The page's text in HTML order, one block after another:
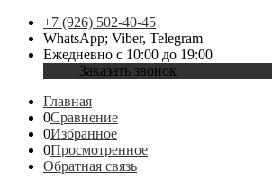
+7 (926) 502-40-45
WhatsApp; Viber, Telegram
Ежедневно с 10:00 до 19:00
Заказать звонок
Главная
0Сравнение
0Избранное
0Просмотренное
Обратная связь